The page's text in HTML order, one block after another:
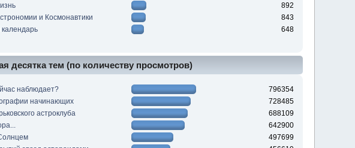
892
и Космонавтики
843
648
десятка тем (по количеству просмотров)
наблюдает?
796354
начинающих
728485
астроклуба
688109
642900
497699